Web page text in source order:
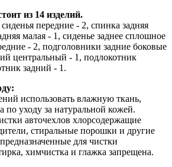
из 14 изделий.
передние - 2, спинка задняя
малая - 1, сиденье заднее сплошное
- 2, подголовники задние боковые
центральный - 1, подлокотник
задний - 1.
использовать влажную ткань,
по уходу за натуральной кожей.
авточехлов хлорсодержащие
стиральные порошки и другие
для чистки
химчистка и глажка запрещена.